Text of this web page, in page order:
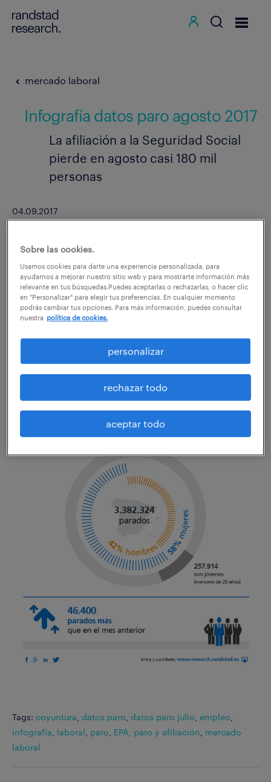
mercado laboral
Infografía datos paro agosto 2017
La afiliación a la Seguridad Social
pierde en agosto casi 180 mil
personas
04.09.2017
Accedeal análisis completo con la valoración de los
datos publicados por el Ministerio de Empleo y
Tags: coyuntura datos paro datos paro julio empleo
infografía laboral paro EPA, paro y afiliación mercado
laboral
Sobre las cookies.
Usamos cookies para darte una experiencia personalizada, para
ayudarnos a mejorar nuestro sitio web y para mostrarte información más
relevante en tus búsquedas.Puedes aceptarlas o rechazarlas, o hacer clic
en "Personalizar" para elegir tus preferencias. En cualquier momento
podrás cambiar tus opciones. Para más información, puedes consultar
nuestra política de cookies.
personalizar
rechazar todo
aceptar todo